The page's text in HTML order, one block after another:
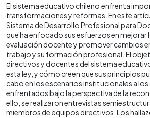
El sistema educativo chileno enfrenta
transformaciones y reformas. En este
Sistema de Desarrollo Profesional para
que ha enfocado sus esfuerzos en mejorar
evaluación docente y promover cambios
trabajo y su formación profesional. El
directivos y docentes del sistema
esta ley, y cómo creen que sus principios
cabo en los escenarios institucionales a los
enfrentados bajo la perspectiva de la
ello, se realizaron entrevistas
miembros de equipos directivos. Los